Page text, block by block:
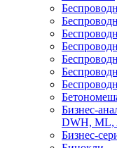
Бизнес-
DWH, ML,
Бизнес-